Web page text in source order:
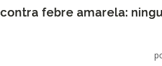
febre amarela: